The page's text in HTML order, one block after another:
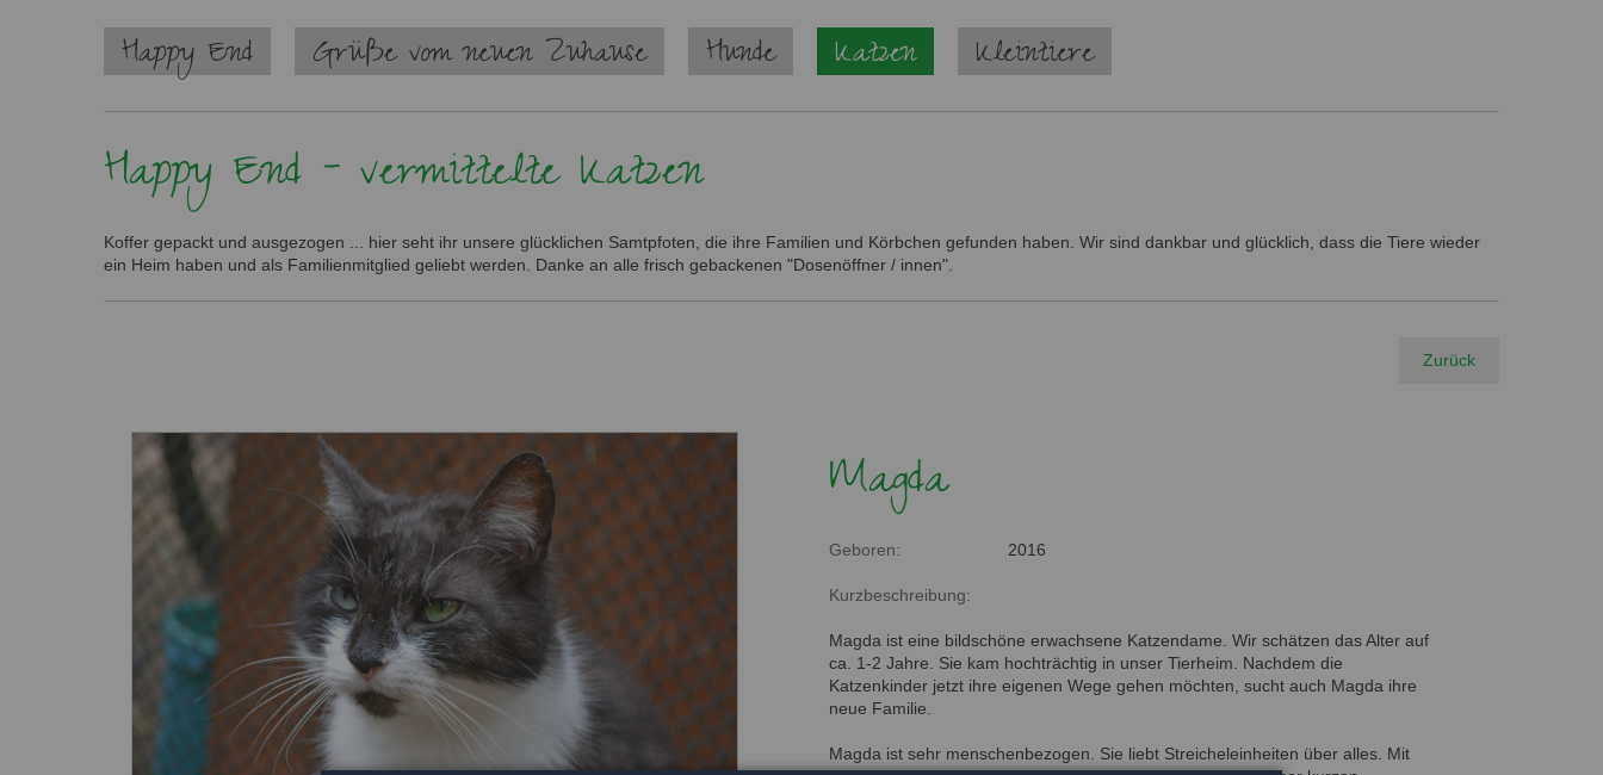
Navigation
überspringen
Happy End Grüße vom neuen Zuhause Hunde Katzen Kleintiere
Happy End - vermittelte Katzen
Koffer gepackt und ausgezogen ... hier seht ihr unsere glücklichen Samtpfoten, die ihre Familien und Körbchen gefunden haben. Wir sind dankbar und glücklich, dass die Tiere wieder
ein Heim haben und als Familienmitglied geliebt werden. Danke an alle frisch gebackenen "Dosenöffner / innen".
Zurück
Magda
Geboren: 2016
Kurzbeschreibung:
Magda ist eine bildschöne erwachsene Katzendame. Wir schätzen das Alter auf
ca. 1-2 Jahre. Sie kam hochträchtig in unser Tierheim. Nachdem die
Katzenkinder jetzt ihre eigenen Wege gehen möchten, sucht auch Magda ihre
neue Familie.
Magda ist sehr menschenbezogen. Sie liebt Streicheleinheiten über alles. Mit